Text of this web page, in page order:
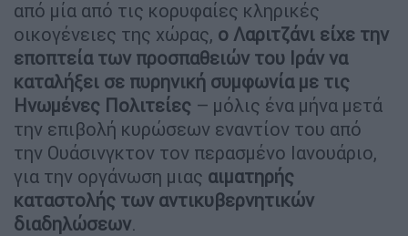
από μία από τις κορυφαίες κληρικές
οικογένειες της χώρας, ο Λαριτζάνι είχε την
εποπτεία των προσπαθειών του Ιράν να
καταλήξει σε πυρηνική συμφωνία με τις
Ηνωμένες Πολιτείες – μόλις ένα μήνα μετά
την επιβολή κυρώσεων εναντίον του από
την Ουάσινγκτον τον περασμένο Ιανουάριο,
για την οργάνωση μιας αιματηρής
καταστολής των αντικυβερνητικών
διαδηλώσεων.